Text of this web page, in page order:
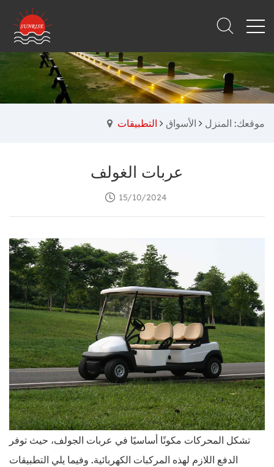
موقعك: المنزل الأسواق التطبيقات
عربات الغولف
15/10/2024
تشكل المحركات مكونًا أساسيًا في عربات الجولف، حيث توفر
الدفع اللازم لهذه المركبات الكهربائية. وفيما يلي التطبيقات